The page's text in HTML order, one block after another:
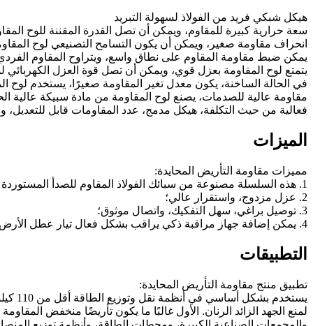
هيكل شبكي فريد من الفولاذ لسهولة التبريد
سعة حرارية كبيرة للمقاوم، ويمكن أن تصل القدرة المقننة للوح المقاومة الفردي إلى 1200 واط من
انحراف مقاومة صغير، ويمكن أن يكون التسامح التصنيعي لوح
يمكن ضبط مقاومة المقاوم على نطاق واسع، ويتراوح المقاوم الفردي من 0.005 إلى
يتمتع لوح المقاومة بعزل قوي، ويمكن أن تصل قوة العزل الكهربائي لوحدة
في الحالة الساخنة، يكون معدل تغير المقاومة صغيرًا، يستخدم لوح
مقاومة عالية للصدمات، يصنع لوح المقاومة من مادة سبيكة عالية
فعالية من حيث التكلفة، هيكل مدمج، عدد المقاومات قابل
الميزات
مميزات مقاومة التأريض المحايدة:
1. هذه السلسلة مصنوعة من سبائك الفولاذ المقاوم للصدأ المستوردة من الخارج، معامل ارتفاع درجة الحرارة منخفض، ومعدل تغير المقاومة صغير؛
2. عزل مزدوج، واستقرار عالي؛
3. توصيل براغي، سهل التفكيك، واتصال موثوق؛
4. يمكن إضافة جهاز مراقبة ذكي يراقب بشكل فعال تيار عطل الأرض، والجهد، ويوفر جهات اتصال للتبديل والإنذار.
التطبيقات
تطبيق منتج مقاومة التأريض المحايدة:
لمنع الجهد الزائد الرنان. الأول غالبًا ما يكون تأريضًا منخفض